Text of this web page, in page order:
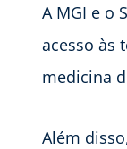
A MGI e o
acesso às
medicina
Além